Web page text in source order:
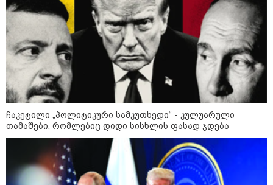
1-დღიანი ტურები თბილისიდან:
სად წავიდეთ დილით და
დავბრუნდეთ საღამოს?
მსოფლიო
ჩაკეტილი „პოლიტიკური სამკუთხედი“ - კულუარული
თამაშები, რომლებიც დიდი სისხლის ფასად ჯდება